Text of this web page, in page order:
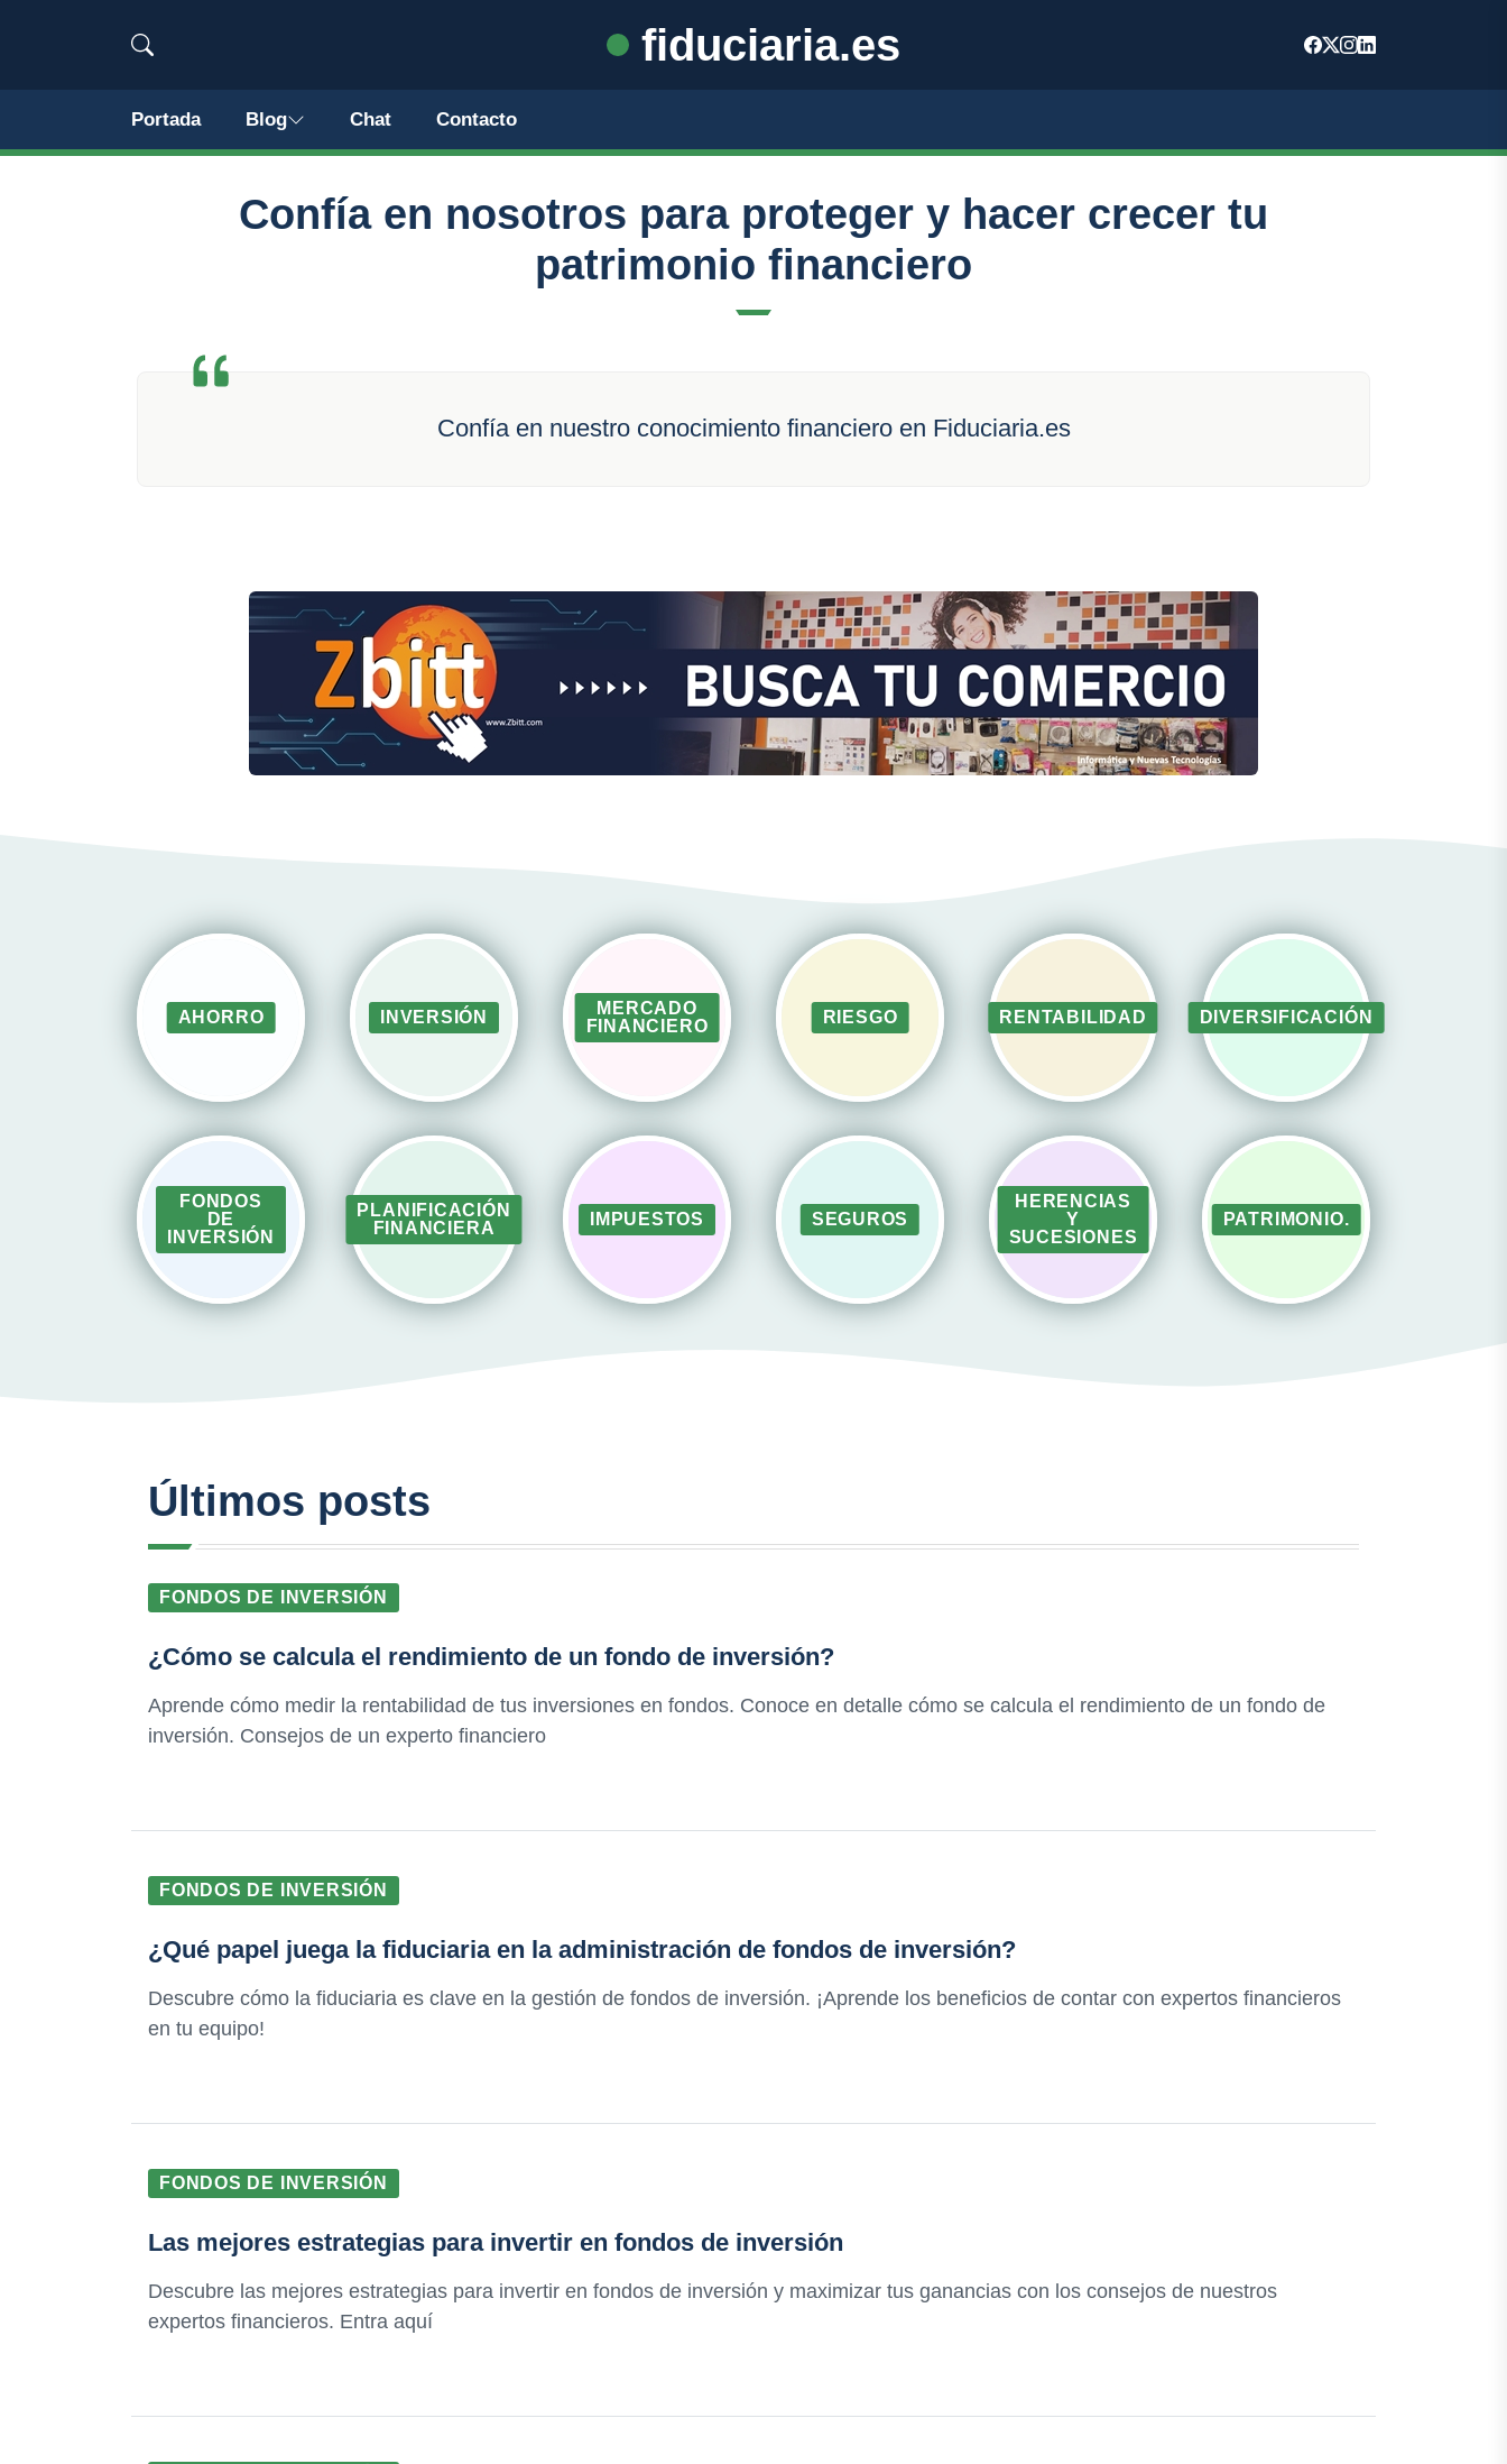
fiduciaria.es
Portada Blog Chat Contacto
Confía en nosotros para proteger y hacer crecer tu
patrimonio financiero
Confía en nuestro conocimiento financiero en Fiduciaria.es
AHORRO INVERSIÓN
MERCADO
FINANCIERO
RIESGO RENTABILIDAD DIVERSIFICACIÓN
FONDOS
DE
INVERSIÓN
PLANIFICACIÓN
FINANCIERA
IMPUESTOS SEGUROS
HERENCIAS
Y
SUCESIONES
PATRIMONIO.
Últimos posts
FONDOS DE INVERSIÓN
¿Cómo se calcula el rendimiento de un fondo de inversión?
Aprende cómo medir la rentabilidad de tus inversiones en fondos. Conoce en detalle cómo se calcula el rendimiento de un fondo de
inversión. Consejos de un experto financiero
FONDOS DE INVERSIÓN
¿Qué papel juega la fiduciaria en la administración de fondos de inversión?
Descubre cómo la fiduciaria es clave en la gestión de fondos de inversión. ¡Aprende los beneficios de contar con expertos financieros
en tu equipo!
FONDOS DE INVERSIÓN
Las mejores estrategias para invertir en fondos de inversión
Descubre las mejores estrategias para invertir en fondos de inversión y maximizar tus ganancias con los consejos de nuestros
expertos financieros. Entra aquí